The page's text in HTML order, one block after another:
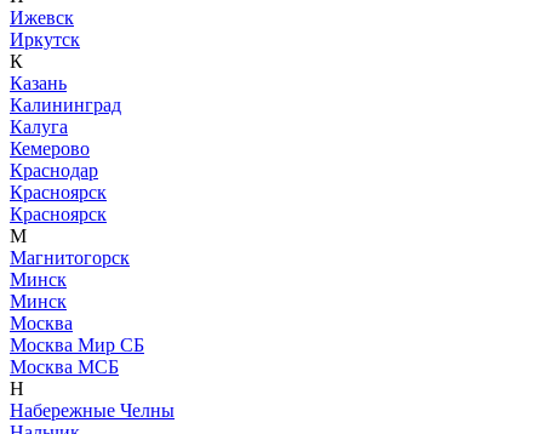
Ижевск
Иркутск
К
Казань
Калининград
Калуга
Кемерово
Краснодар
Красноярск
Красноярск
М
Магнитогорск
Минск
Минск
Москва
Москва Мир СБ
Москва МСБ
Н
Набережные Челны